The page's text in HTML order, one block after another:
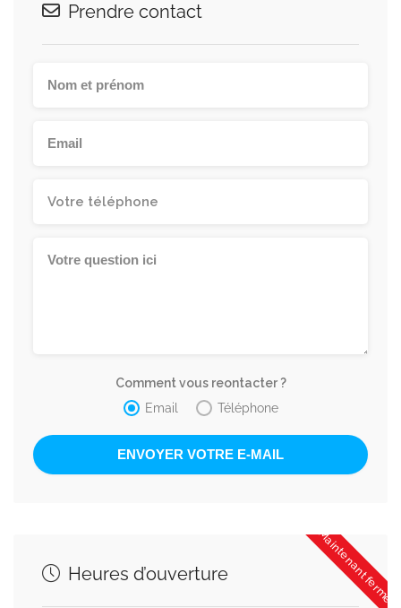
Prendre contact
Comment vous reontacter ?
Email
Téléphone
Maintenant fermé
Heures d’ouverture